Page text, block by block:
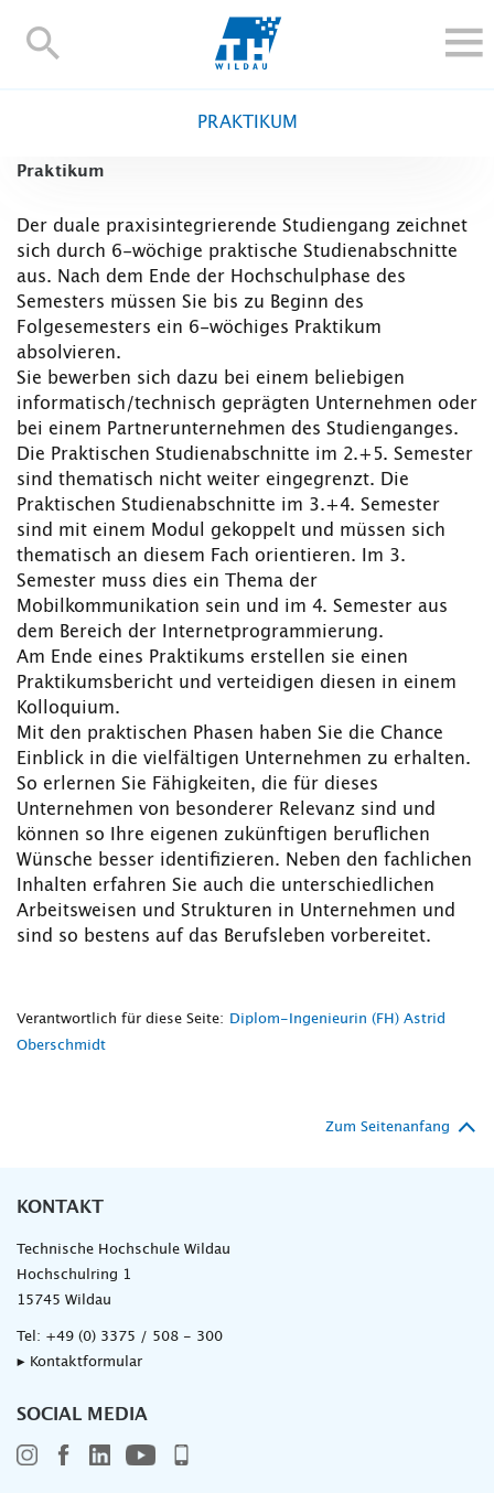
TH-
FORSCHUNG UND TRANSFER
ALUMNI
HOCHSCHULE
INTERNATIONAL
BESCHÄFTIGTE
Blogs Kontakt und Anfahrt Webmail Moodle
TH Online-Portal Personensuche English
PRAKTIKUM
Praktikum
Der duale praxisintegrierende Studiengang zeichnet
sich durch 6-wöchige praktische Studienabschnitte
aus. Nach dem Ende der Hochschulphase des
Semesters müssen Sie bis zu Beginn des
Folgesemesters ein 6-wöchiges Praktikum
absolvieren.
Sie bewerben sich dazu bei einem beliebigen
informatisch/technisch geprägten Unternehmen oder
bei einem Partnerunternehmen des Studienganges.
Die Praktischen Studienabschnitte im 2.+5. Semester
sind thematisch nicht weiter eingegrenzt. Die
Praktischen Studienabschnitte im 3.+4. Semester
sind mit einem Modul gekoppelt und müssen sich
thematisch an diesem Fach orientieren. Im 3.
Semester muss dies ein Thema der
Mobilkommunikation sein und im 4. Semester aus
dem Bereich der Internetprogrammierung.
Am Ende eines Praktikums erstellen sie einen
Praktikumsbericht und verteidigen diesen in einem
Kolloquium.
Mit den praktischen Phasen haben Sie die Chance
Einblick in die vielfältigen Unternehmen zu erhalten.
So erlernen Sie Fähigkeiten, die für dieses
Unternehmen von besonderer Relevanz sind und
können so Ihre eigenen zukünftigen beruflichen
Wünsche besser identifizieren. Neben den fachlichen
Inhalten erfahren Sie auch die unterschiedlichen
Arbeitsweisen und Strukturen in Unternehmen und
sind so bestens auf das Berufsleben vorbereitet.
Verantwortlich für diese Seite:
Diplom-Ingenieurin (FH) Astrid
Oberschmidt
Zum Seitenanfang
KONTAKT
Technische Hochschule Wildau
Hochschulring 1
15745 Wildau
Tel: +49 (0) 3375 / 508 - 300
▸ Kontaktformular
SOCIAL MEDIA